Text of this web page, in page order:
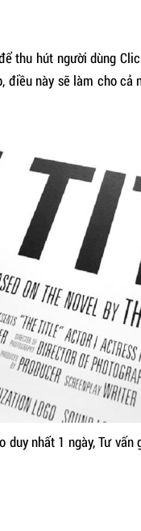
thu hút người dùng
này sẽ làm cho
nhất 1 ngày, Tư